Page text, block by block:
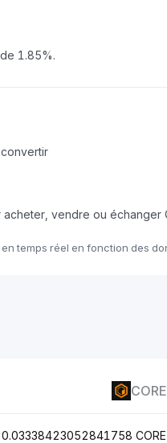
1.85%.
vendre ou échanger
temps réel en fonction des
CORE
0.03338423052841758 CORE